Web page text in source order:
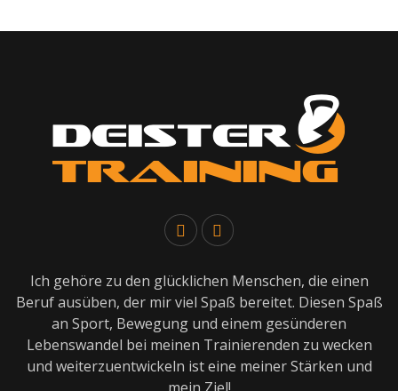
Ich gehöre zu den glücklichen Menschen, die einen
Beruf ausüben, der mir viel Spaß bereitet. Diesen Spaß
an Sport, Bewegung und einem gesünderen
Lebenswandel bei meinen Trainierenden zu wecken
und weiterzuentwickeln ist eine meiner Stärken und